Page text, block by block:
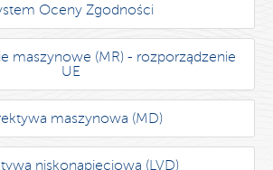
Oceny Zgodności
maszynowe (MR) - rozporządzenie
UE
maszynowa (MD)
niskonapięciowa (LVD)